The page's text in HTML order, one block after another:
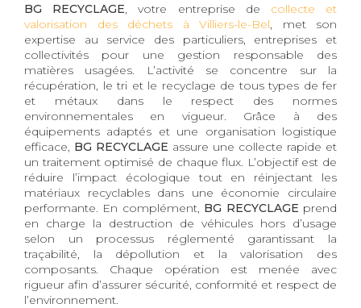
BG RECYCLAGE, votre entreprise de collecte et
valorisation des déchets à Villiers-le-Bel, met son
expertise au service des particuliers, entreprises et
collectivités pour une gestion responsable des
matières usagées. L’activité se concentre sur la
récupération, le tri et le recyclage de tous types de fer
et métaux dans le respect des normes
environnementales en vigueur. Grâce à des
équipements adaptés et une organisation logistique
efficace, BG RECYCLAGE assure une collecte rapide et
un traitement optimisé de chaque flux. L’objectif est de
réduire l’impact écologique tout en réinjectant les
matériaux recyclables dans une économie circulaire
performante. En complément, BG RECYCLAGE prend
en charge la destruction de véhicules hors d’usage
selon un processus réglementé garantissant la
traçabilité, la dépollution et la valorisation des
composants. Chaque opération est menée avec
rigueur afin d’assurer sécurité, conformité et respect de
l’environnement.